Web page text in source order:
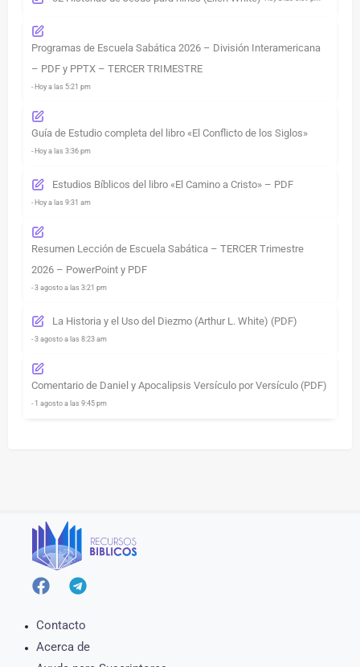
Programas de Escuela Sabática 2026 – División Interamericana
– PDF y PPTX – TERCER TRIMESTRE
- Hoy a las 5:21 pm
Guía de Estudio completa del libro «El Conflicto de los Siglos»
- Hoy a las 3:36 pm
Estudios Bíblicos del libro «El Camino a Cristo» – PDF
- Hoy a las 9:31 am
Resumen Lección de Escuela Sabática – TERCER Trimestre
2026 – PowerPoint y PDF
- 3 agosto a las 3:21 pm
La Historia y el Uso del Diezmo (Arthur L. White) (PDF)
- 3 agosto a las 8:23 am
Comentario de Daniel y Apocalipsis Versículo por Versículo (PDF)
- 1 agosto a las 9:45 pm
Contacto
Acerca de